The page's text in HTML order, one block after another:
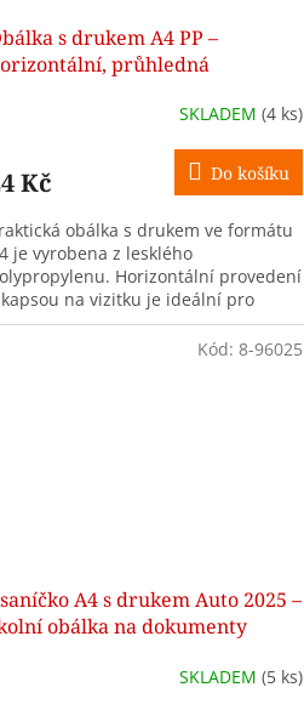
s drukem A4 PP –
průhledná
SKLADEM (4 ks)
Kč Do košíku
obálka s drukem ve formátu
je vyrobena z lesklého
Horizontální provedení
na vizitku je ideální pro
uložení dokumentů do školy
A4 s drukem Auto 2025 –
obálka na dokumenty
SKLADEM (5 ks)
Kód: 8-96025